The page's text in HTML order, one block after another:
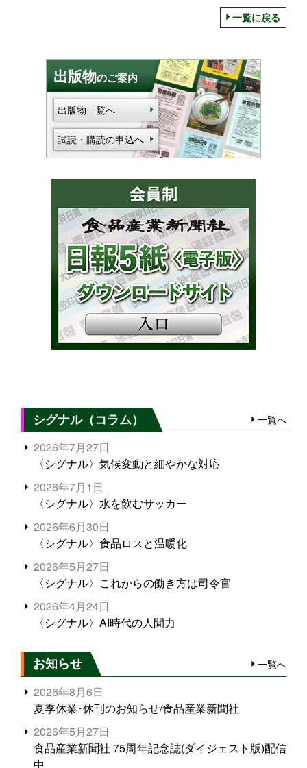
一覧に戻る
出版物のご案内
出版物一覧へ
試読・購読の申込へ
シグナル（コラム） 一覧へ
2026年7月27日
〈シグナル〉気候変動と細やかな対応
2026年7月1日
〈シグナル〉水を飲むサッカー
2026年6月30日
〈シグナル〉食品ロスと温暖化
2026年5月27日
〈シグナル〉これからの働き方は司令官
2026年4月24日
〈シグナル〉AI時代の人間力
お知らせ 一覧へ
2026年8月6日
夏季休業･休刊のお知らせ/食品産業新聞社
2026年5月27日
食品産業新聞社 75周年記念誌(ダイジェスト版)配信
中